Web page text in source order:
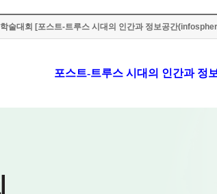
술대회 [포스트-트루스 시대의 인간과 정보공간
포스트-트루스 시대의 인간과 정